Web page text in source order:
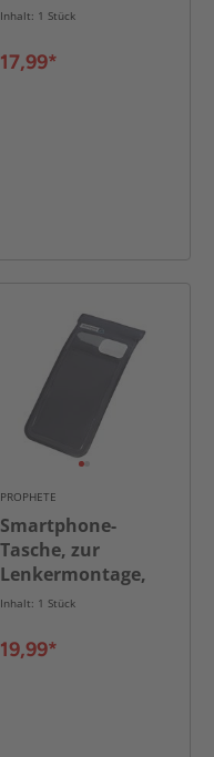
Inhalt: 1 Stück
17,99*
PROPHETE
Smartphone-
Tasche, zur
Lenkermontage,
bis zu 5.5“
wasserabweisend
Inhalt: 1 Stück
19,99*